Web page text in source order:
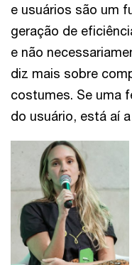
e usuários são um
geração de
e não
diz mais sobre
costumes. Se uma
do usuário, está aí